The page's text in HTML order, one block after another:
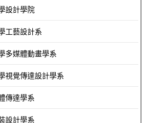
設計學院
工藝設計系
多媒體動畫學系
視覺傳達設計學系
傳達學系
設計學系